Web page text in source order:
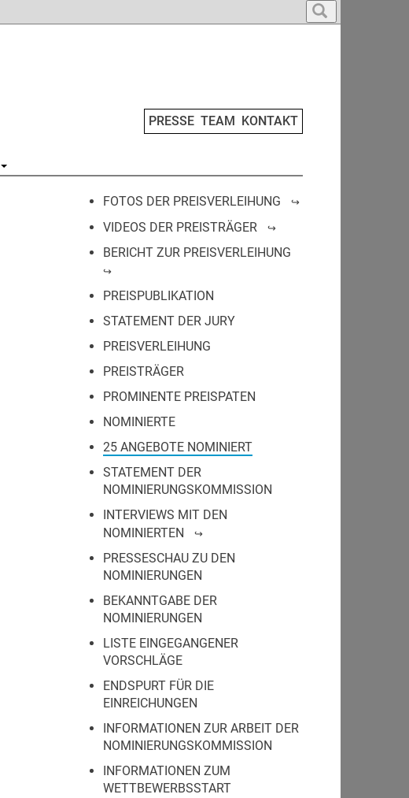
PRESSE TEAM KONTAKT
FOTOS DER PREISVERLEIHUNG
VIDEOS DER PREISTRÄGER
BERICHT ZUR PREISVERLEIHUNG
PREISPUBLIKATION
STATEMENT DER JURY
PREISVERLEIHUNG
PREISTRÄGER
PROMINENTE PREISPATEN
NOMINIERTE
25 ANGEBOTE NOMINIERT
STATEMENT DER
NOMINIERUNGSKOMMISSION
INTERVIEWS MIT DEN
NOMINIERTEN
PRESSESCHAU ZU DEN
NOMINIERUNGEN
BEKANNTGABE DER
NOMINIERUNGEN
LISTE EINGEGANGENER
VORSCHLÄGE
ENDSPURT FÜR DIE
EINREICHUNGEN
INFORMATIONEN ZUR ARBEIT DER
NOMINIERUNGSKOMMISSION
INFORMATIONEN ZUM
WETTBEWERBSSTART